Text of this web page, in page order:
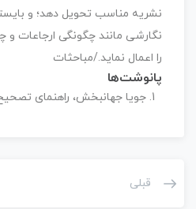
نشریه مناسب تحویل دهد؛ و
نگارشی مانند چگونگی ارجاعات
را اعمال نماید./مباحثات
پانوشت‌ها
جویا جهانبخش، راهنمای تصحیح
قبلی